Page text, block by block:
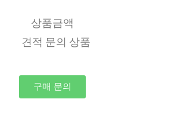
상품금
견적 문의 상품
구매 문의